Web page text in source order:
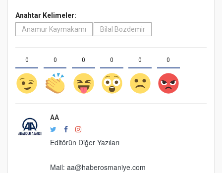
Anahtar Kelimeler:
Anamur Kaymakamı
Bilal Bozdemir
0 0 0 0 0 0
AA
Editörün Diğer Yazıları
Mail: aa@haberosmaniye.com